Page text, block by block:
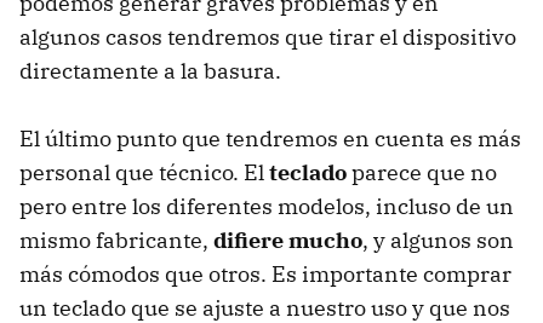
algunos casos tendremos que tirar el dispositivo
directamente a la basura.
El último punto que tendremos en cuenta es más
personal que técnico. Eltecladoparece que no
pero entre los diferentes modelos, incluso de un
mismo fabricante, difiere mucho, y algunos son
más cómodos que otros. Es importante comprar
un teclado que se ajuste a nuestro uso y que nos